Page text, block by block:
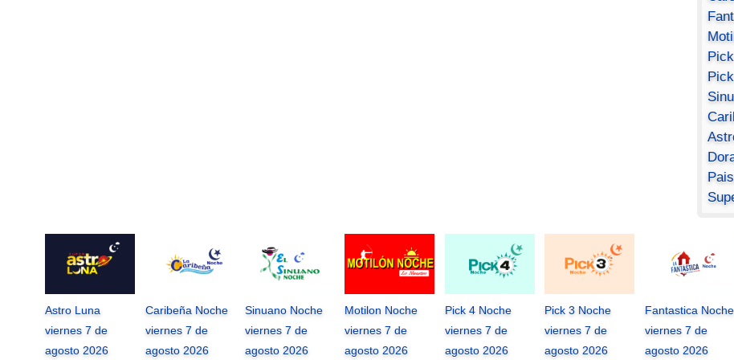
Astro Luna
viernes 7 de
agosto 2026
Caribeña Noche
viernes 7 de
agosto 2026
Sinuano Noche
viernes 7 de
agosto 2026
Motilon Noche
viernes 7 de
agosto 2026
Pick 4 Noche
viernes 7 de
agosto 2026
Pick 3 Noche
viernes 7 de
agosto 2026
Fantastica Noche
viernes 7 de
agosto 2026